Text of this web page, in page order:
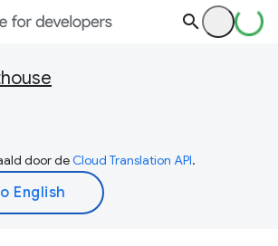
door deCloud Translation API.